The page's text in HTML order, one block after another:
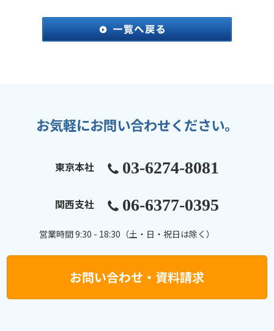
お気軽にお問い合わせください。
東京本社 03-6274-8081
関西支社 06-6377-0395
営業時間 9:30 - 18:30（土・日・祝日は除く）
お問い合わせ・資料請求